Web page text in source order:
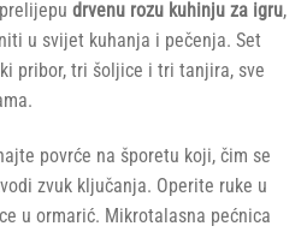
drvenu rozu kuhinju za igru,
u svijet kuhanja i pečenja. Set
pribor, tri šoljice i tri tanjira, sve
povrće na šporetu koji, čim se
zvuk ključanja. Operite ruke u
u ormarić. Mikrotalasna pećnica